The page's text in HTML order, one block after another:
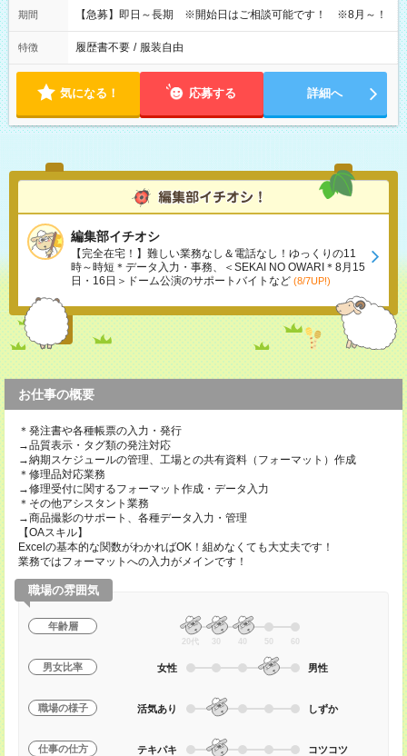
期間 【急募】即日～長期 ※開始日はご相談可能です！ ※8月～！
特徴 履歴書不要 / 服装自由
気になる！ 応募する 詳細へ
編集部イチオシ
【完全在宅！】難しい業務なし＆電話なし！ゆっくりの11
時～時短＊データ入力・事務、＜SEKAI NO OWARI＊8月15
日・16日＞ドーム公演のサポートバイトなど (8/7UP!)
お仕事の概要
＊発注書や各種帳票の入力・発行
→品質表示・タグ類の発注対応
→納期スケジュールの管理、工場との共有資料（フォーマット）作成
＊修理品対応業務
→修理受付に関するフォーマット作成・データ入力
＊その他アシスタント業務
→商品撮影のサポート、各種データ入力・管理
【OAスキル】
Excelの基本的な関数がわかればOK！組めなくても大丈夫です！
業務ではフォーマットへの入力がメインです！
職場の雰囲気
年齢層
20代 30 40 50 60
男女比率 女性 男性
職場の様子 活気あり しずか
仕事の仕方 テキパキ コツコツ